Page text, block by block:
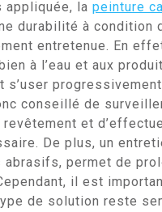
appliquée, la peinture
durabilité à condition
entretenue. En
à l’eau et aux
s’user
conseillé de
revêtement et
De plus, un
abrasifs, permet de
il est
de solution reste